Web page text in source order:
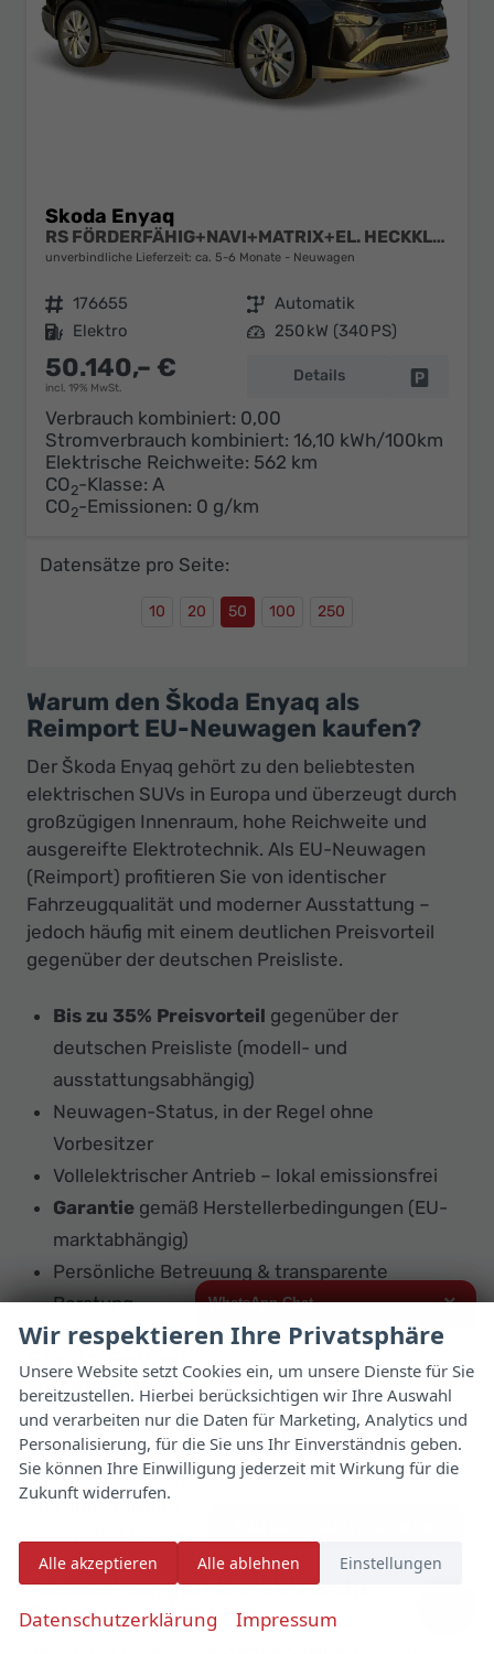
Skoda Enyaq
RS FÖRDERFÄHIG+NAVI+MATRIX+EL. HECKKL.+ACC+KAMERA+20" ALU
unverbindliche Lieferzeit: ca. 5-6 Monate Neuwagen
Fahrzeugnr. 176655 Getriebe Automatik
Kraftstoff Elektro Leistung 250 kW (340 PS)
50.140,– €
incl. 19% MwSt.
Details
Verbrauch kombiniert: 0,00
Stromverbrauch kombiniert: 16,10 kWh/100km
Elektrische Reichweite: 562 km
CO2-Klasse: A
CO2-Emissionen: 0 g/km
Datensätze pro Seite:
10 20 50 100 250
Warum den Škoda Enyaq als
Reimport EU-Neuwagen kaufen?
Der Škoda Enyaq gehört zu den beliebtesten
elektrischen SUVs in Europa und überzeugt durch
großzügigen Innenraum, hohe Reichweite und
ausgereifte Elektrotechnik. Als EU-Neuwagen
(Reimport) profitieren Sie von identischer
Fahrzeugqualität und moderner Ausstattung –
jedoch häufig mit einem deutlichen Preisvorteil
gegenüber der deutschen Preisliste.
Bis zu 35% Preisvorteil gegenüber der
deutschen Preisliste (modell- und
ausstattungsabhängig)
Neuwagen-Status, in der Regel ohne
Vorbesitzer
Vollelektrischer Antrieb – lokal emissionsfrei
Garantie gemäß Herstellerbedingungen (EU-
marktabhängig)
Persönliche Betreuung & transparente
Beratung
Škoda Enyaq: Elektromobilität für
Alltag, Familie & Langstrecke
Der Škoda Enyaq kombiniert die Vorteile eines
klassischen SUVs mit moderner Elektromobilität.
Dank hoher Reichweite, komfortabler Abstimmung
Ausstattungen & elektrische
Antriebsvarianten
WhatsApp Chat ×
ich interessiere mich für das oben
genannte Fahrzeug und freue mich
über Eure Kontaktaufnahme.
Viele Grüße
Wir respektieren Ihre Privatsphäre
Unsere Website setzt Cookies ein, um unsere Dienste für Sie
bereitzustellen. Hierbei berücksichtigen wir Ihre Auswahl
und verarbeiten nur die Daten für Marketing, Analytics und
Personalisierung, für die Sie uns Ihr Einverständnis geben.
Sie können Ihre Einwilligung jederzeit mit Wirkung für die
Zukunft widerrufen.
Alle akzeptieren Alle ablehnen Einstellungen
Datenschutzerklärung Impressum